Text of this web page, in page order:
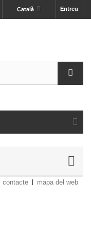
Entreu
Català
contacte mapa del web